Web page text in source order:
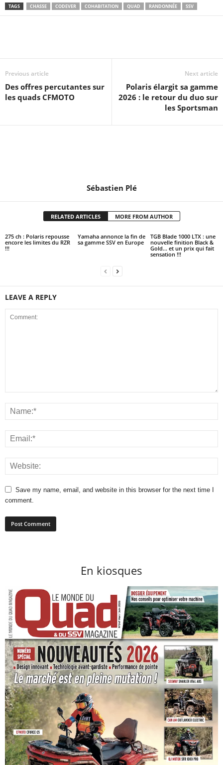
TAGS CHASSE CODEVER COHABITATION QUAD RANDONNÉE SSV
Previous article
Des offres percutantes sur
les quads CFMOTO
Next article
Polaris élargit sa gamme
2026 : le retour du duo sur
les Sportsman
Sébastien Plé
RELATED ARTICLES MORE FROM AUTHOR
275 ch : Polaris repousse
encore les limites du RZR
!!!
Yamaha annonce la fin de
sa gamme SSV en Europe
TGB Blade 1000 LTX : une
nouvelle finition Black &
Gold… et un prix qui fait
sensation !!!
LEAVE A REPLY
Save my name, email, and website in this browser for the next time I
comment.
En kiosques